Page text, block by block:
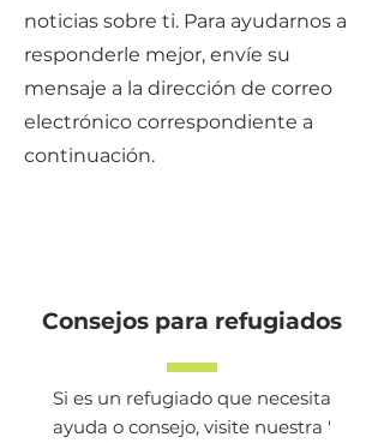
noticias sobre ti. Para ayudarnos a
responderle mejor, envíe su
mensaje a la dirección de correo
electrónico correspondiente a
continuación.
Consejos para refugiados
Si es un refugiado que necesita
ayuda o consejo, visite nuestra '